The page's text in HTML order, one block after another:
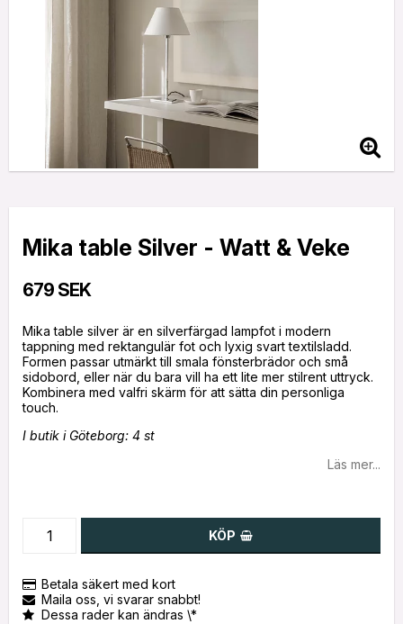
Mika table Silver - Watt & Veke
679 SEK
Mika table silver är en silverfärgad lampfot i modern
tappning med rektangulär fot och lyxig svart textilsladd.
Formen passar utmärkt till smala fönsterbrädor och små
sidobord, eller när du bara vill ha ett lite mer stilrent uttryck.
Kombinera med valfri skärm för att sätta din personliga
I butik i Göteborg: 4 st
Läs mer...
KÖP
Betala säkert med kort
Maila oss, vi svarar snabbt!
Dessa rader kan ändras \*